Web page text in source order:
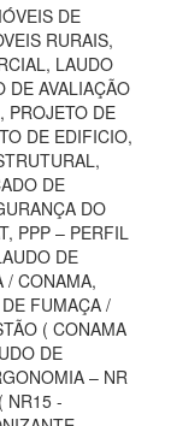
DE
RURAIS,
LAUDO
DE AVALIAÇÃO
PROJETO DE
DE EDIFICIO,
DE
DO
PPP – PERFIL
DE
/ CONAMA,
FUMAÇA /
( CONAMA
DE
– NR
NR15 -